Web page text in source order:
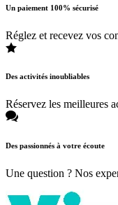
Un paiement 100% sécurisé
Réglez et recevez vos
Des activités inoubliables
Réservez les meilleures
Des passionnés à votre écoute
Une question ? Nos